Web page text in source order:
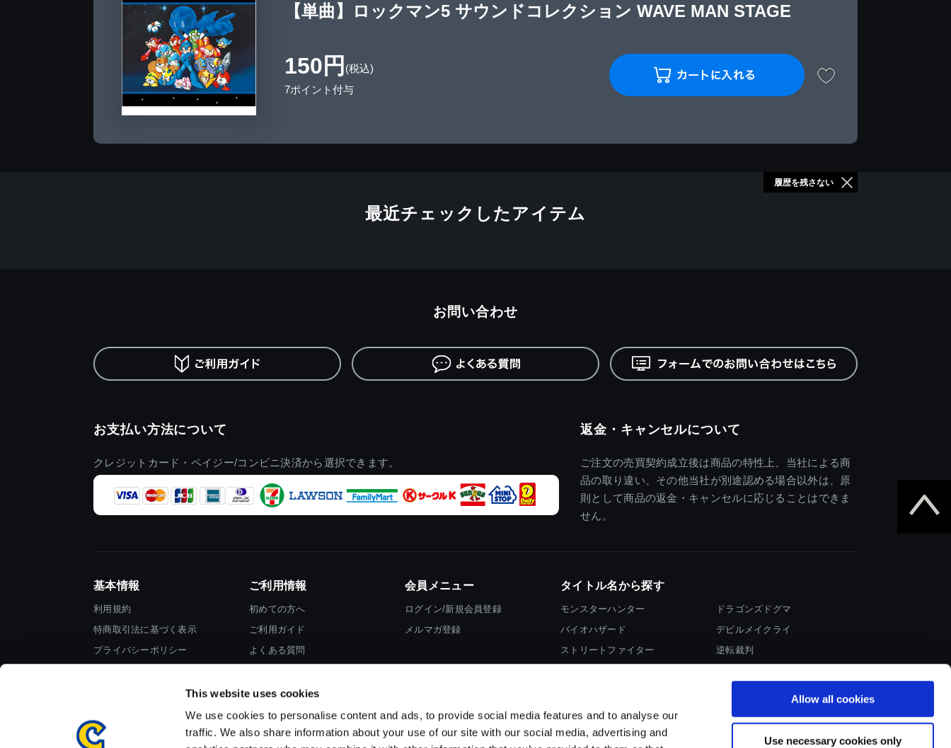
This website uses cookies
We use cookies to personalise content and ads, to provide social media features and to analyse our
traffic. We also share information about your use of our site with our social media, advertising and
Allow all cookies
Use necessary cookies only
【単曲】ロックマン5 サウンドコレクション WAVE MAN STAGE
150円 (税込)
7ポイント付与
最近チェックしたアイテム
履歴を残さない
お支払い方法について
クレジットカード・ペイジー/コンビニ決済から選択できます。
返金・キャンセルについて
ご注文の売買契約成立後は商品の特性上、当社による商
品の取り違い、その他当社が別途認める場合以外は、原
則として商品の返金・キャンセルに応じることはできま
せん。
お問い合わせ
基本情報
利用規約
特商取引法に基づく表示
プライバシーポリシー
ご利用情報
初めての方へ
ご利用ガイド
よくある質問
会員メニュー
ログイン/新規会員登録
メルマガ登録
タイトル名から探す
モンスターハンター
バイオハザード
ストリートファイター
ドラゴンズドグマ
デビルメイクライ
逆転裁判